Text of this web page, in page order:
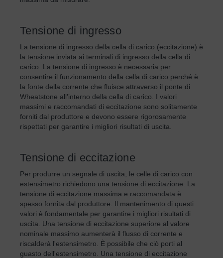
Tensione di ingresso
La tensione di ingresso della cella di carico (eccitazione) è
la tensione inviata ai terminali di ingresso della cella di
carico. La tensione di ingresso è necessaria per
consentire il funzionamento della cella di carico perché è
la fonte della corrente che fluisce attraverso il ponte di
Wheatstone all'interno della cella di carico. I valori
massimi e raccomandati di eccitazione sono solitamente
forniti dal produttore e devono essere rigorosamente
rispettati per garantire i migliori risultati di uscita.
Tensione di eccitazione
Per produrre un segnale di uscita, le celle di carico con
estensimetro richiedono una tensione di eccitazione. La
tensione di eccitazione massima e raccomandata è
spesso fornita dal produttore. Il mantenimento di questi
valori è fondamentale per garantire i migliori risultati di
uscita. Una tensione di eccitazione superiore al valore
nominale massimo aumenterà il flusso di corrente e
riscalderà l'estensimetro. È possibile che ciò porti al
guasto dell'estensimetro. Una tensione di eccitazione